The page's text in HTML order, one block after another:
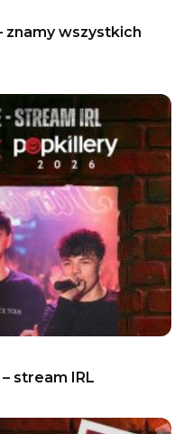
znamy wszystkich
stream IRL